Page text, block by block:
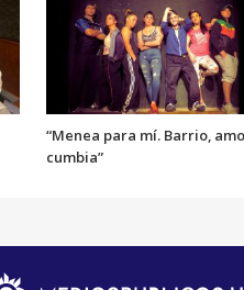
“Menea para mí. Barrio,
cumbia”